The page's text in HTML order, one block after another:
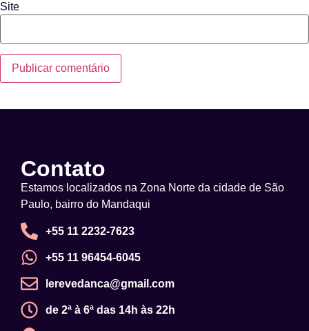
Site
Contato
Estamos localizados na Zona Norte da cidade de São
Paulo, bairro do Mandaqui
+55 11 2232-7623
+55 11 96454-6045
lerevedanca@gmail.com
de 2ª à 6ª das 14h às 22h